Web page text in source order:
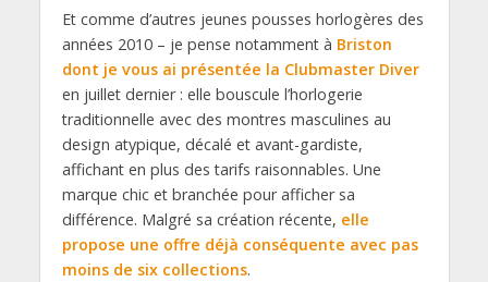
Et comme d’autres jeunes pousses horlogères des
années 2010 – je pense notamment à Briston
dont je vous ai présentée la Clubmaster Diver
en juillet dernier : elle bouscule l’horlogerie
traditionnelle avec des montres masculines au
design atypique, décalé et avant-gardiste,
affichant en plus des tarifs raisonnables. Une
marque chic et branchée pour afficher sa
différence. Malgré sa création récente, elle
propose une offre déjà conséquente avec pas
moins de six collections.